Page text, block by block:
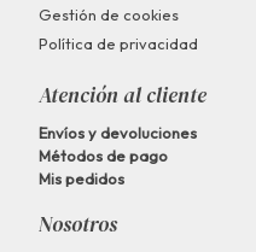
Gestión de cookies
Política de privacidad
Atención al cliente
Envíos y devoluciones
Métodos de pago
Mis pedidos
Nosotros